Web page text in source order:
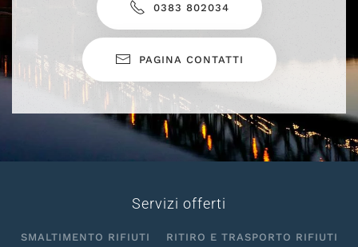
0383 802034
PAGINA CONTATTI
Servizi offerti
SMALTIMENTO RIFIUTI
RITIRO E TRASPORTO RIFIUTI